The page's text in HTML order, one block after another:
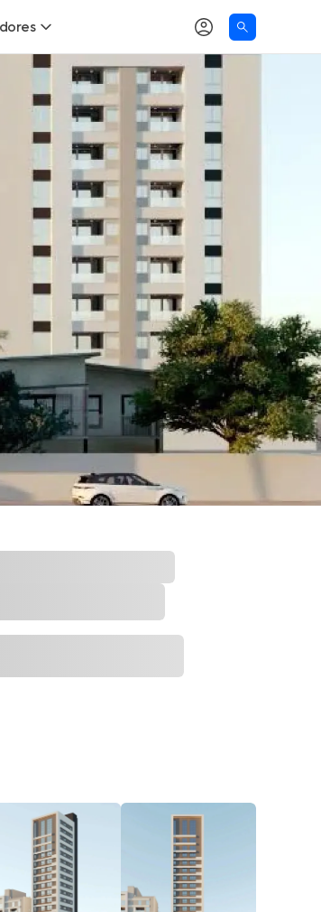
imóvel novo
Poder de Compra
Alugar
INCC
de Financiamento
um corretor